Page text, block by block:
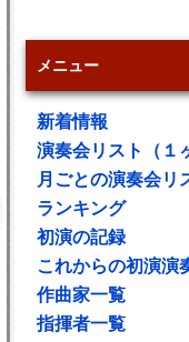
メニュー
新着情報
演奏会リスト（１
月ごとの演奏会リ
ランキング
初演の記録
これからの初演演
作曲家一覧
指揮者一覧